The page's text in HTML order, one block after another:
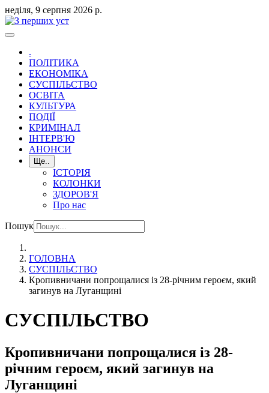
неділя, 9 серпня 2026 р.
.
ПОЛІТИКА
ЕКОНОМІКА
СУСПІЛЬСТВО
ОСВІТА
КУЛЬТУРА
ПОДІЇ
КРИМІНАЛ
ІНТЕРВ'Ю
АНОНСИ
Ще..
ІСТОРІЯ
КОЛОНКИ
ЗДОРОВ'Я
Про нас
Пошук
ГОЛОВНА
СУСПІЛЬСТВО
Кропивничани попрощалися із 28-річним героєм, який
загинув на Луганщині
СУСПІЛЬСТВО
Кропивничани попрощалися із 28-
річним героєм, який загинув на
Луганщині